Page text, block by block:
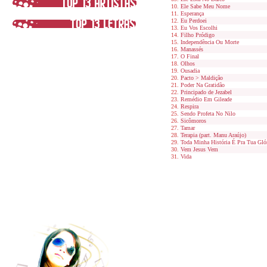
Ele Sabe Meu Nome
Esperança
Eu Perdoei
Eu Vos Escolhi
Filho Pródigo
Independência Ou Morte
Manassés
O Final
Olhos
Ousadia
Pacto > Maldição
Poder Na Gratidão
Principado de Jezabel
Remédio Em Gileade
Respira
Sendo Profeta No Nilo
Sicômoros
Tamar
Terapia (part. Manu Araújo)
Toda Minha História É Pra Tua
Vem Jesus Vem
Vida